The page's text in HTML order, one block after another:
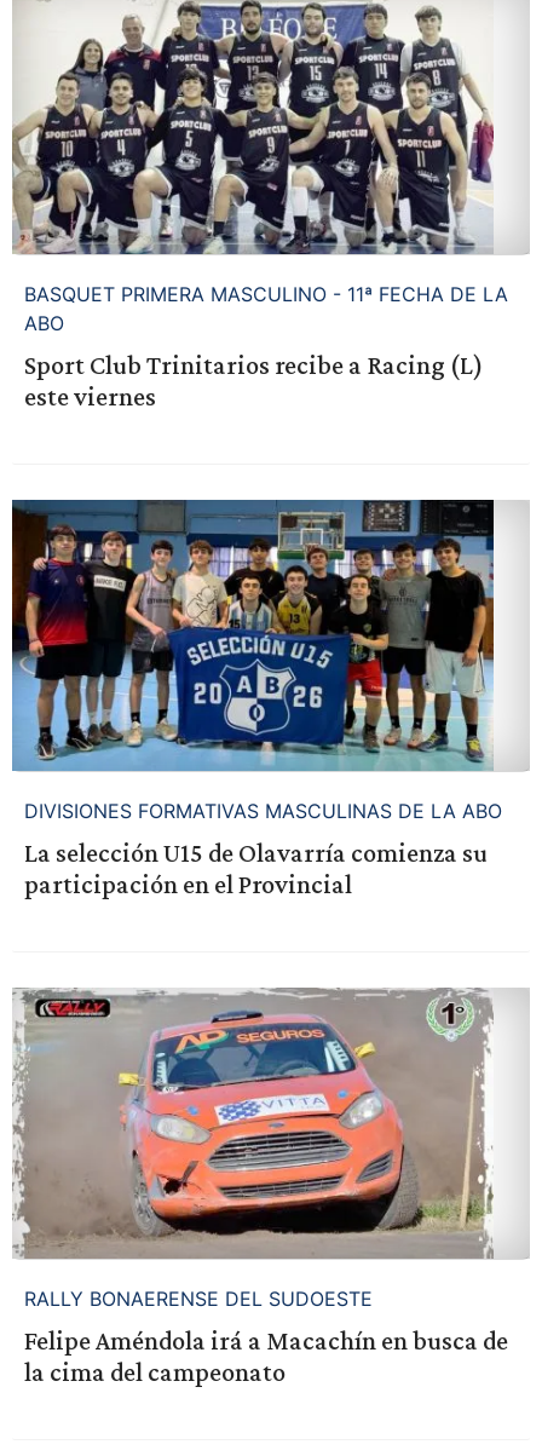
BASQUET PRIMERA MASCULINO - 11ª FECHA DE LA
ABO
Sport Club Trinitarios recibe a Racing (L)
este viernes
DIVISIONES FORMATIVAS MASCULINAS DE LA ABO
La selección U15 de Olavarría comienza su
participación en el Provincial
RALLY BONAERENSE DEL SUDOESTE
Felipe Améndola irá a Macachín en busca de
la cima del campeonato